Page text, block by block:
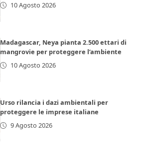
10 Agosto 2026
Madagascar, Neya pianta 2.500 ettari di
mangrovie per proteggere l’ambiente
10 Agosto 2026
Urso rilancia i dazi ambientali per
proteggere le imprese italiane
9 Agosto 2026